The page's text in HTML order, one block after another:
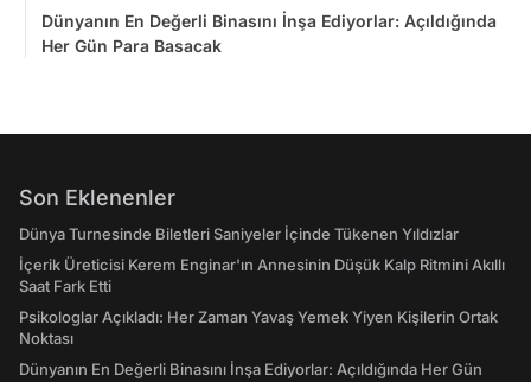
Dünyanın En Değerli Binasını İnşa Ediyorlar: Açıldığında
Her Gün Para Basacak
Son Eklenenler
Dünya Turnesinde Biletleri Saniyeler İçinde Tükenen Yıldızlar
İçerik Üreticisi Kerem Enginar'ın Annesinin Düşük Kalp Ritmini Akıllı
Saat Fark Etti
Psikologlar Açıkladı: Her Zaman Yavaş Yemek Yiyen Kişilerin Ortak
Noktası
Dünyanın En Değerli Binasını İnşa Ediyorlar: Açıldığında Her Gün